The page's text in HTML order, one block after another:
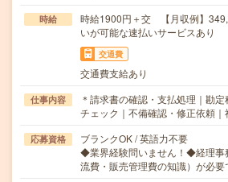
時給
時給1900円＋交 【月収例】
いが可能な速払いサービスあり
交通費
交通費支給あり
仕事内容
＊請求書の確認・支払処理｜勘
チェック｜不備確認・修正依頼
応募資格
ブランクOK / 英語力不要
◆業界経験問いません！◆経理事
流費・販売管理費の知識）が必